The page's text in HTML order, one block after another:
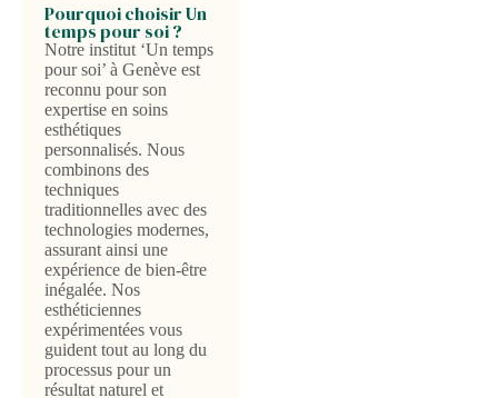
Pourquoi choisir Un
temps pour soi ?
Notre institut ‘Un temps
pour soi’ à Genève est
reconnu pour son
expertise en soins
esthétiques
personnalisés. Nous
combinons des
techniques
traditionnelles avec des
technologies modernes,
assurant ainsi une
expérience de bien-être
inégalée. Nos
esthéticiennes
expérimentées vous
guident tout au long du
processus pour un
résultat naturel et